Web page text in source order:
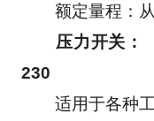
额定量程：从
压力开关：
230
适用于各种工